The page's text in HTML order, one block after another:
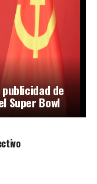
de
Super Bowl